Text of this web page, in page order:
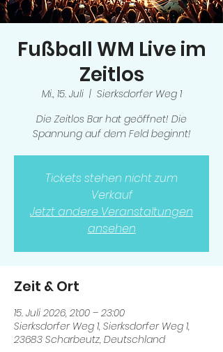
Fußball WM Live im
Zeitlos
Mi., 15. Juli
  |
Sierksdorfer Weg 1
Die Zeitlos Bar hat geöffnet! Die
Spannung auf dem Feld beginnt!
Tickets stehen nicht zum
Verkauf
Jetzt andere Veranstaltungen
ansehen
Zeit & Ort
15. Juli 2026, 21:00 – 23:00
Sierksdorfer Weg 1, Sierksdorfer Weg 1,
23683 Scharbeutz, Deutschland